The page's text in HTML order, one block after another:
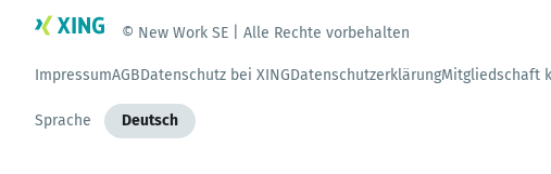
© New Work SE | Alle Rechte vorbehalten
ImpressumAGBDatenschutz bei XINGDatenschutzerklärungMitgliedschaft
Sprache Deutsch